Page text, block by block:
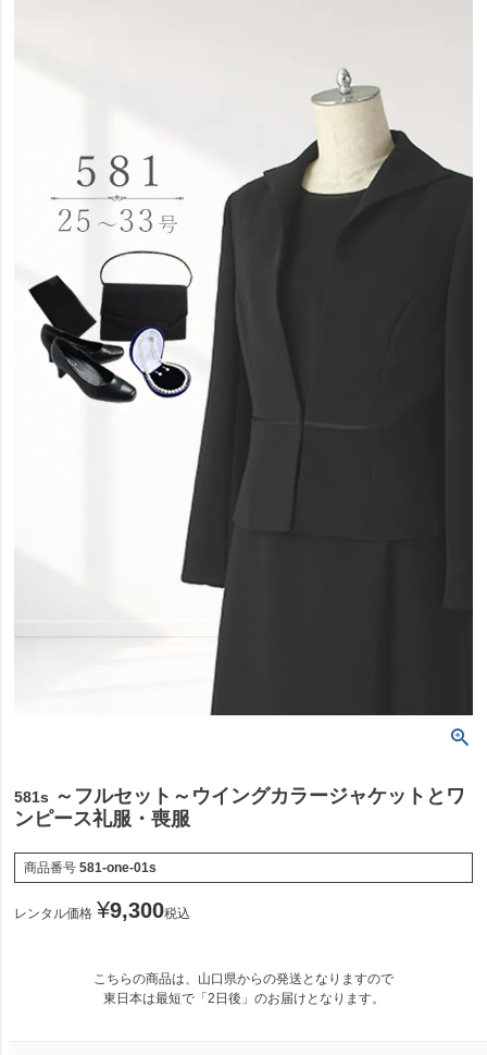
581s ～フルセット～ウイングカラージャケットとワ
ンピース礼服・喪服
商品番号 581-one-01s
レンタル価格 ¥9,300税込
こちらの商品は、山口県からの発送となりますので
東日本は最短で「 2日後 」のお届けとなります。